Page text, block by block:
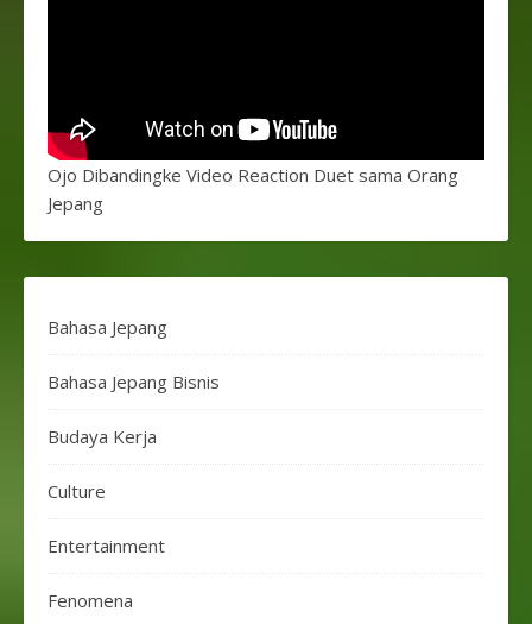
Ojo Dibandingke Video Reaction Duet sama Orang
Jepang
Bahasa Jepang
Bahasa Jepang Bisnis
Budaya Kerja
Culture
Entertainment
Fenomena